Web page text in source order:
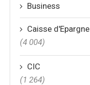
Business
Caisse d'Epargne
(4 004)
CIC
(1 264)